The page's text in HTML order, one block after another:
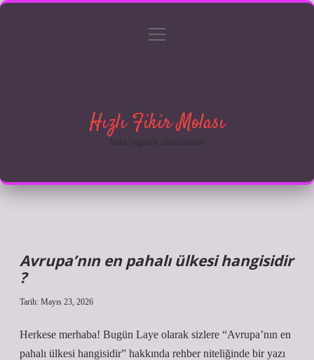
Gizlilik Politikası
menüyü
Hızlı Fikir Molası
Anlık bilgilerle zihnini tazele!
Avrupa’nın en pahalı ülkesi hangisidir
?
Tarih: Mayıs 23, 2026
Herkese merhaba! Bugün Laye olarak sizlere “Avrupa’nın en
pahalı ülkesi hangisidir” hakkında rehber niteliğinde bir yazı